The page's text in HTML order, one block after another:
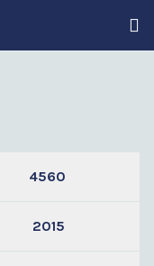
4560
2015